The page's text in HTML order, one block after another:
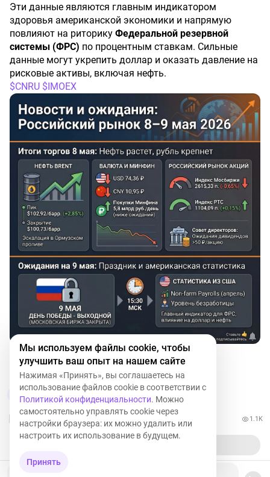
Эти данные являются главным индикатором
здоровья американской экономики и напрямую
повлияют на риторику Федеральной резервной
системы (ФРС) по процентным ставкам. Сильные
данные могут укрепить доллар и оказать давление на
рисковые активы, включая нефть.
$CNRU $IMOEX
IMOEX-0,20% CNRU+0,90%
1.1K
Мы используем файлы cookie, чтобы
улучшить ваш опыт на нашем сайте
Нажимая «Принять», вы соглашаетесь на
использование файлов cookie в соответствии с
Политикой конфиденциальности. Можно
самостоятельно управлять cookie через
настройки браузера: их можно удалить или
настроить их использование в будущем.
Принять